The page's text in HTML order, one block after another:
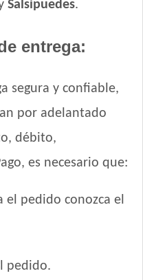
Salsipuedes.
entrega:
segura y confiable,
por adelantado
débito,
es necesario que:
el pedido conozca el
pedido.